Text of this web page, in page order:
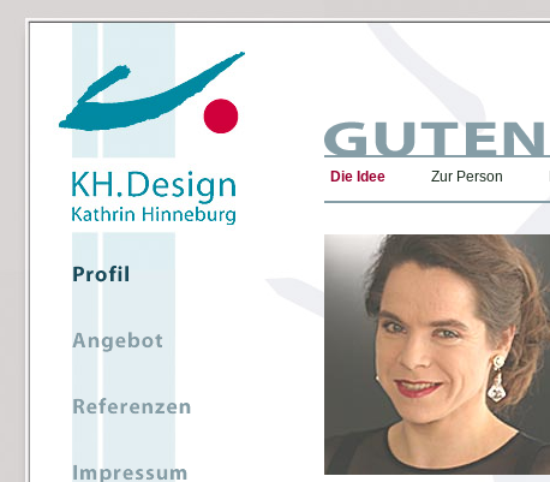
Die Idee Zur Person